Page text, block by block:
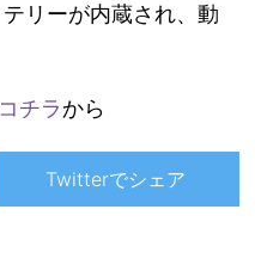
テリーが内蔵され、動
コチラから
Twitterでシェア